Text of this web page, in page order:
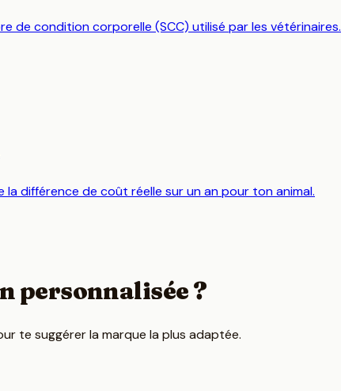
de condition corporelle (SCC) utilisé par les vétérinaires.
différence de coût réelle sur un an pour ton animal.
personnalisée ?
te suggérer la marque la plus adaptée.